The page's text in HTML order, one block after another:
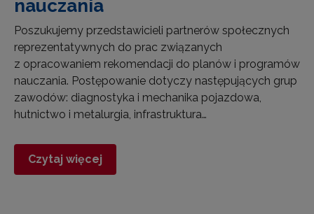
nauczania
Poszukujemy przedstawicieli partnerów społecznych
reprezentatywnych do prac związanych
z opracowaniem rekomendacji do planów i programów
nauczania. Postępowanie dotyczy następujących grup
zawodów: diagnostyka i mechanika pojazdowa,
hutnictwo i metalurgia, infrastruktura…
Czytaj więcej